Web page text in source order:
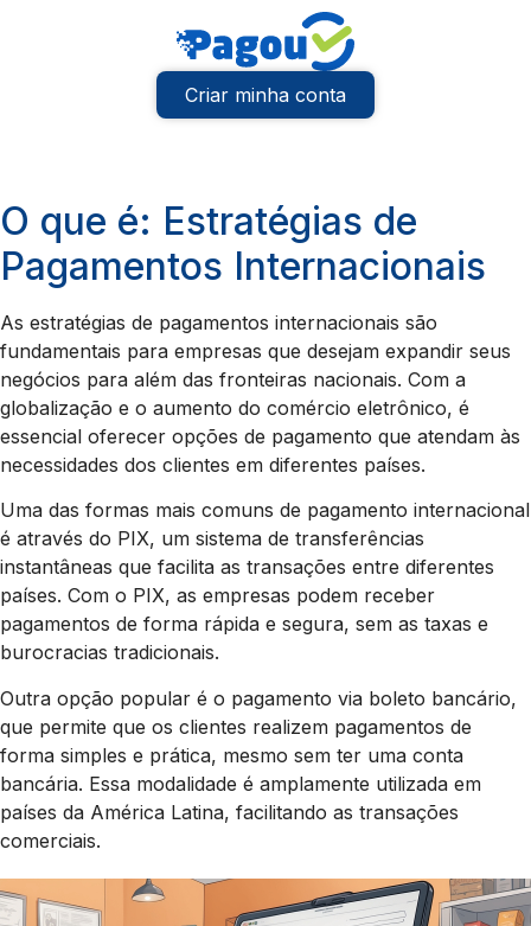
Criar minha conta
O que é: Estratégias de
Pagamentos Internacionais
As estratégias de pagamentos internacionais são
fundamentais para empresas que desejam expandir seus
negócios para além das fronteiras nacionais. Com a
globalização e o aumento do comércio eletrônico, é
essencial oferecer opções de pagamento que atendam às
necessidades dos clientes em diferentes países.
Uma das formas mais comuns de pagamento internacional
é através do PIX, um sistema de transferências
instantâneas que facilita as transações entre diferentes
países. Com o PIX, as empresas podem receber
pagamentos de forma rápida e segura, sem as taxas e
burocracias tradicionais.
Outra opção popular é o pagamento via boleto bancário,
que permite que os clientes realizem pagamentos de
forma simples e prática, mesmo sem ter uma conta
bancária. Essa modalidade é amplamente utilizada em
países da América Latina, facilitando as transações
comerciais.